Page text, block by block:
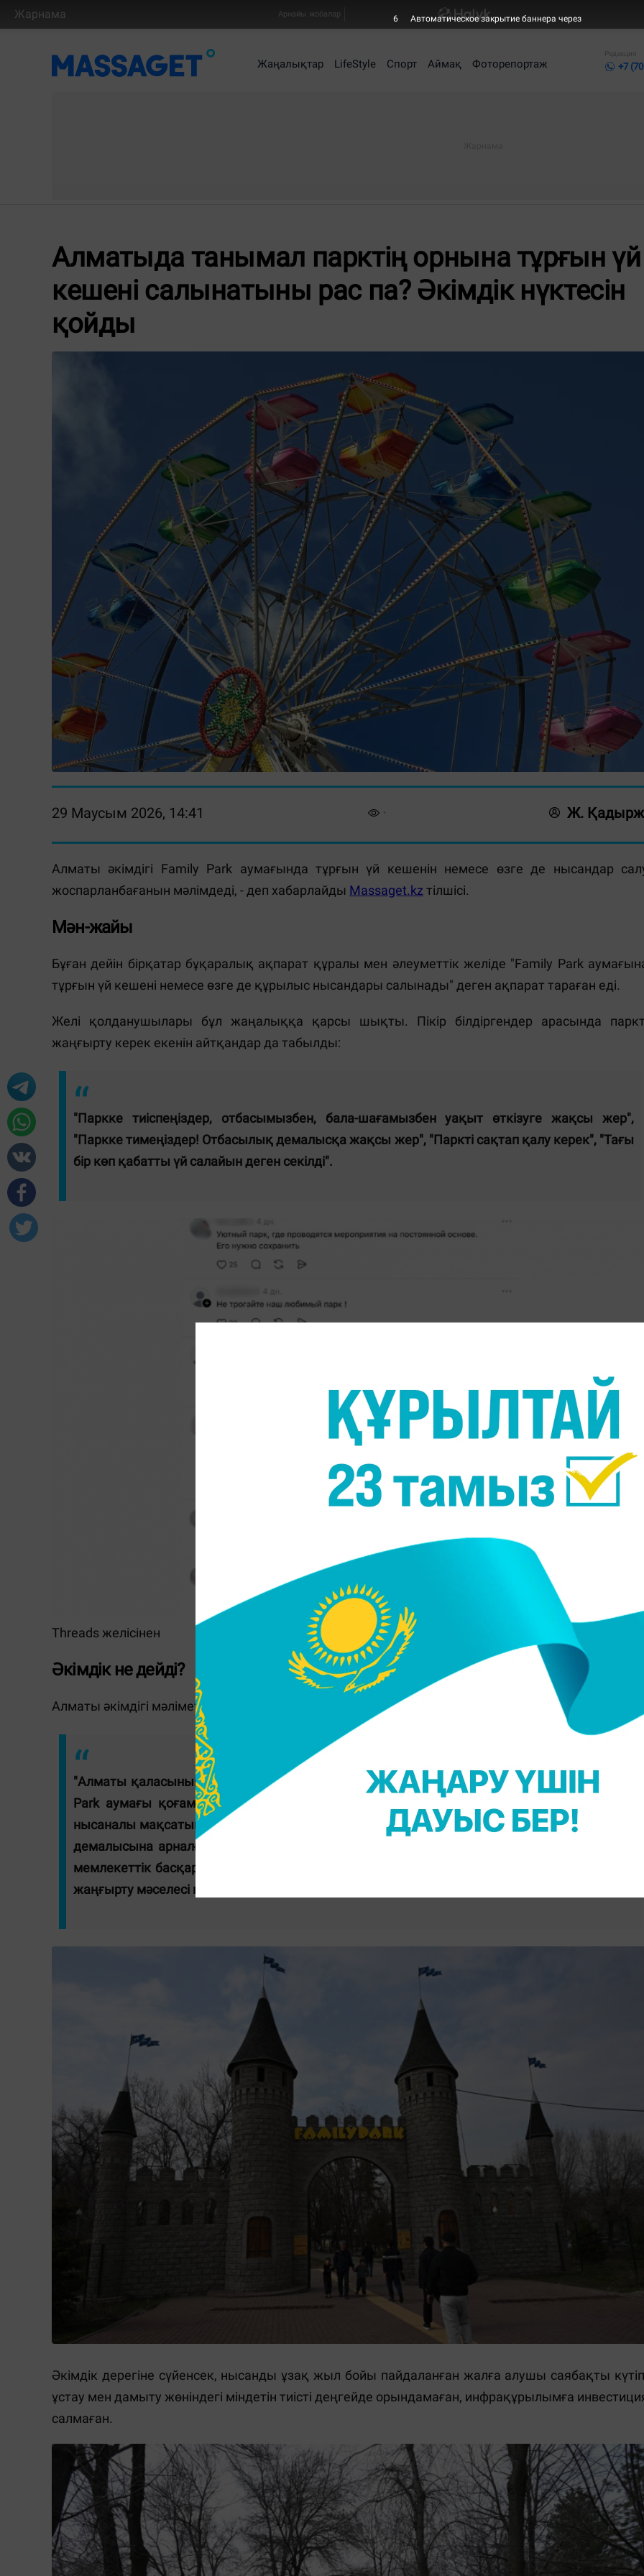
Жарнама Арнайы жобалар
Жаңалықтар LifeStyle Спорт Аймақ Фоторепортаж
Редакция
+7
Алматыда танымал парктің орнына тұрғын үй
кешені салынатыны рас па? Әкімдік нүктесін
қойды
29 Маусым 2026, 14:41 Ж.
Алматы әкімдігі Family Park аумағында тұрғын үй кешенін немесе өзге де нысандар
жоспарланбағанын мәлімдеді, - деп хабарлайды Massaget.kz тілшісі.
Мән-жайы
Бұған дейін бірқатар бұқаралық ақпарат құралы мен әлеуметтік желіде "Family Park
тұрғын үй кешені немесе өзге де құрылыс нысандары салынады" деген ақпарат тараған еді.
Желі қолданушылары бұл жаңалыққа қарсы шықты. Пікір білдіргендер арасында
жаңғырту керек екенін айтқандар да табылды:
"Паркке тиіспеңіздер, отбасымызбен, бала-шағамызбен уақыт өткізуге жақсы жер",
"Паркке тимеңіздер! Отбасылық демалысқа жақсы жер", "Паркті сақтап қалу керек", "Тағы
бір көп қабатты үй салайын деген секілді".
Threads желісінен
Әкімдік не дейді?
Алматы әкімдігі мәліметінше, бұл ақпарат шындыққа жанаспайды.
"Алматы қаласының қолданыстағы Бас жоспары мен жоспарлау жобасына сәйкес Family
Park аумағы қоғамдық рекреациялық кеңістік, яғни саябақ ретінде белгіленген. Оның
нысаналы мақсатын өзгерту көзделмеген. Family Park тұрғындар мен қала қонақтарының
демалысына арналған саябақ ретіндегі мәртебесін сақтайды. Қазір тек аумақты тікелей
мемлекеттік басқаруға қайтарып, оны кешенді түрде қайта жаңғырту, көріктендіру және
жаңғырту мәселесі қарастырылып жатыр", - деп жазылған хабарламада.
Әкімдік дерегіне сүйенсек, нысанды ұзақ жыл бойы пайдаланған жалға алушы саябақты
ұстау мен дамыту жөніндегі міндетін тиісті деңгейде орындамаған, инфрақұрылымға
салмаған.
4 Автоматическое закрытие баннера через